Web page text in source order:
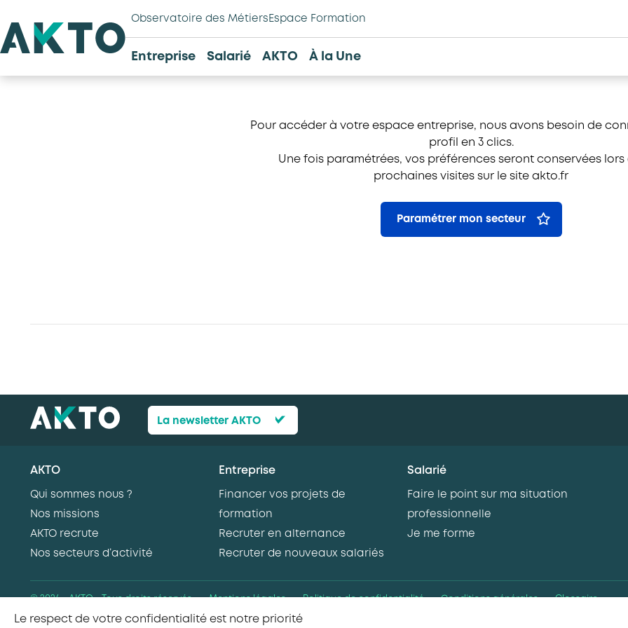
Observatoire des Métiers Espace Formation
Entreprise Salarié AKTO À la Une
Pour accéder à votre espace entreprise, nous avons besoin de
profil en 3 clics.
Une fois paramétrées, vos préférences seront conservées lors
prochaines visites sur le site akto.fr
Paramétrer mon secteur
La newsletter AKTO
AKTO
Qui sommes nous ?
Nos missions
AKTO recrute
Nos secteurs d’activité
Entreprise
Financer vos projets de
formation
Recruter en alternance
Recruter de nouveaux salariés
Salarié
Faire le point sur ma situation
professionnelle
Je me forme
© 2026 - AKTO - Tous droits réservés Mentions légales Politique de confidentialité Conditions générales Glossaire
Le respect de votre confidentialité est notre priorité